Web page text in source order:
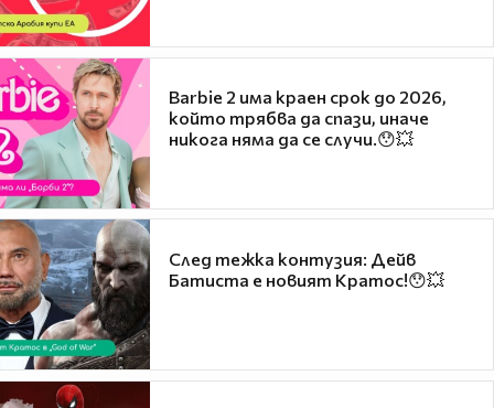
Barbie 2 има краен срок до 2026,
който трябва да спази, иначе
никога няма да се случи.😯💥
След тежка контузия: Дейв
Батиста е новият Кратос!😯💥